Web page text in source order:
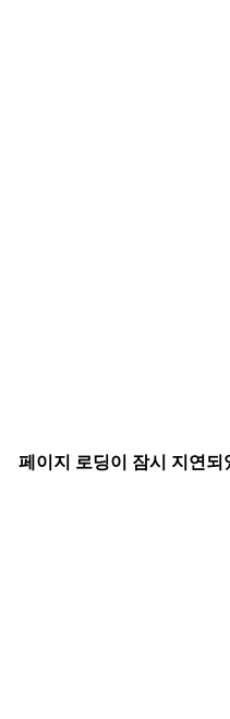
페이지 로딩이 잠시 지연